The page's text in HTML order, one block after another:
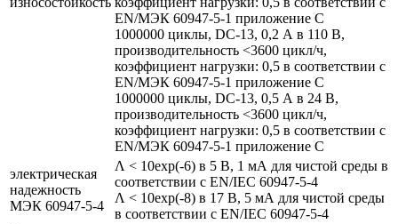
EN/МЭК 60947-5-1 приложение С
1000000 циклы, DC-13, 0,2 А в 110 В,
производительность <3600 цикл/ч,
коэффициент нагрузки: 0,5 в соответствии с
EN/МЭК 60947-5-1 приложение С
1000000 циклы, DC-13, 0,5 А в 24 В,
производительность <3600 цикл/ч,
коэффициент нагрузки: 0,5 в соответствии с
EN/МЭК 60947-5-1 приложение С
электрическая
надежность
МЭК 60947-5-4
Λ < 10exp(-6) в 5 В, 1 мА для чистой среды в
соответствии с EN/IEC 60947-5-4
Λ < 10exp(-8) в 17 В, 5 мА для чистой среды
в соответствии с EN/IEC 60947-5-4